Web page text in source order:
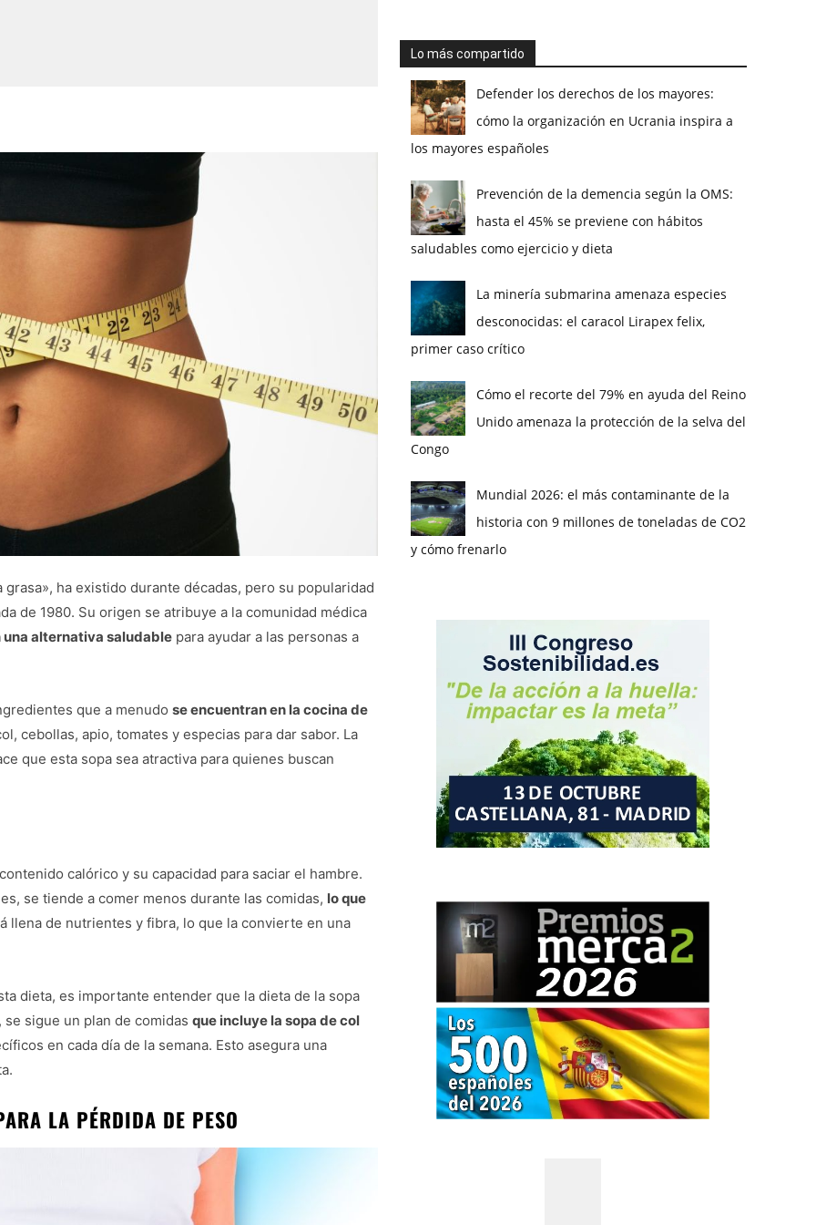
ha existido durante décadas, pero su popularidad
de 1980. Su origen se atribuye a la comunidad médica
alternativa saludable para ayudar a las personas a
que a menudo se encuentran en la cocina de
cebollas, apio, tomates y especias para dar sabor. La
que esta sopa sea atractiva para quienes buscan
calórico y su capacidad para saciar el hambre.
se tiende a comer menos durante las comidas, lo que
llena de nutrientes y fibra, lo que la convierte en una
dieta, es importante entender que la dieta de la sopa
sigue un plan de comidas que incluye la sopa de col
en cada día de la semana. Esto asegura una
LA PÉRDIDA DE PESO
Lo más compartido
Defender los derechos de los mayores:
cómo la organización en Ucrania inspira a
los mayores españoles
Prevención de la demencia según la OMS:
hasta el 45% se previene con hábitos
saludables como ejercicio y dieta
La minería submarina amenaza especies
desconocidas: el caracol Lirapex felix,
primer caso crítico
Cómo el recorte del 79% en ayuda del Reino
Unido amenaza la protección de la selva del
Congo
Mundial 2026: el más contaminante de la
historia con 9 millones de toneladas de CO2
y cómo frenarlo